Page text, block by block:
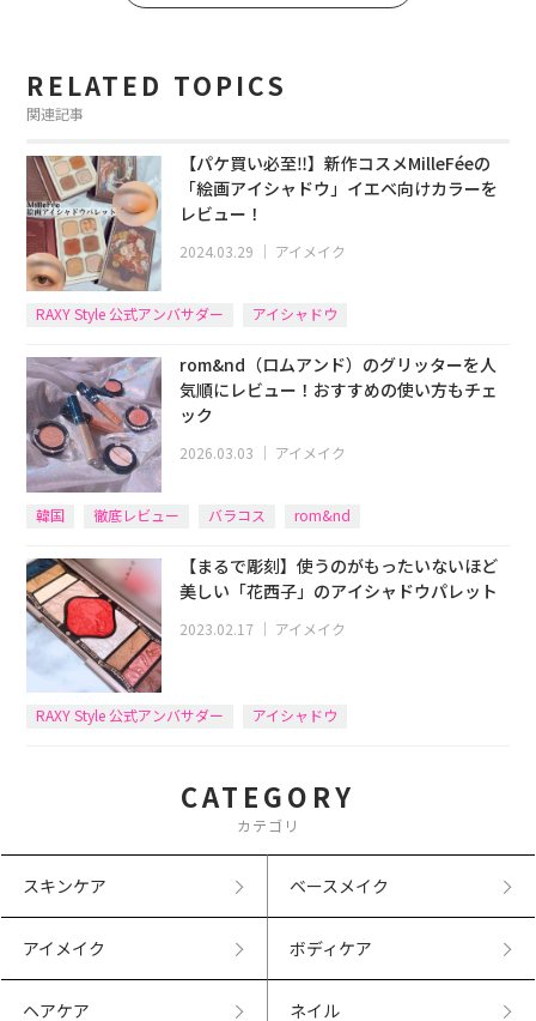
RELATED TOPICS
関連記事
【パケ買い必至‼】新作コスメMilleFéeの
「絵画アイシャドウ」イエベ向けカラーを
レビュー！
2024.03.29 ｜ アイメイク
RAXY Style 公式アンバサダー アイシャドウ
rom&nd（ロムアンド）のグリッターを人
気順にレビュー！おすすめの使い方もチェ
ック
2026.03.03 ｜ アイメイク
韓国 徹底レビュー バラコス rom&nd
【まるで彫刻】使うのがもったいないほど
美しい「花西子」のアイシャドウパレット
2023.02.17 ｜ アイメイク
RAXY Style 公式アンバサダー アイシャドウ
CATEGORY
カテゴリ
スキンケア ベースメイク
アイメイク ボディケア
ヘアケア ネイル